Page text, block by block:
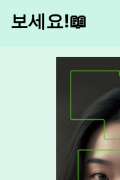
보세요!📖